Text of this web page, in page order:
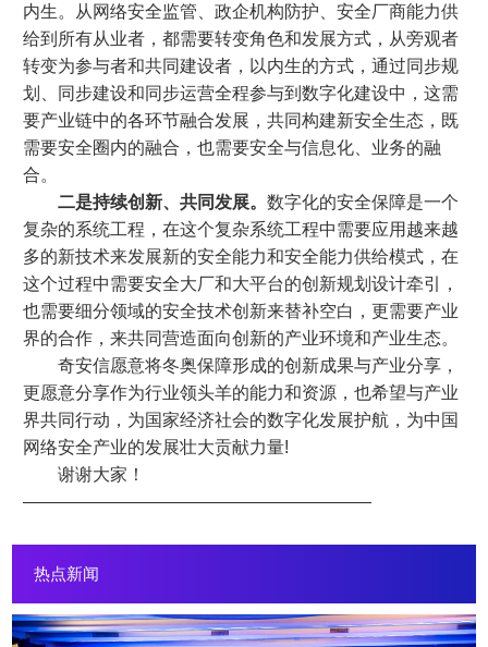
内生。从网络安全监管、政企机构防护、安全厂商能力供
给到所有从业者，都需要转变角色和发展方式，从旁观者
转变为参与者和共同建设者，以内生的方式，通过同步规
划、同步建设和同步运营全程参与到数字化建设中，这需
要产业链中的各环节融合发展，共同构建新安全生态，既
需要安全圈内的融合，也需要安全与信息化、业务的融
合。
二是持续创新、共同发展。数字化的安全保障是一个
复杂的系统工程，在这个复杂系统工程中需要应用越来越
多的新技术来发展新的安全能力和安全能力供给模式，在
这个过程中需要安全大厂和大平台的创新规划设计牵引，
也需要细分领域的安全技术创新来替补空白，更需要产业
界的合作，来共同营造面向创新的产业环境和产业生态。
奇安信愿意将冬奥保障形成的创新成果与产业分享，
更愿意分享作为行业领头羊的能力和资源，也希望与产业
界共同行动，为国家经济社会的数字化发展护航，为中国
网络安全产业的发展壮大贡献力量!
谢谢大家！
————————————————————
热点新闻